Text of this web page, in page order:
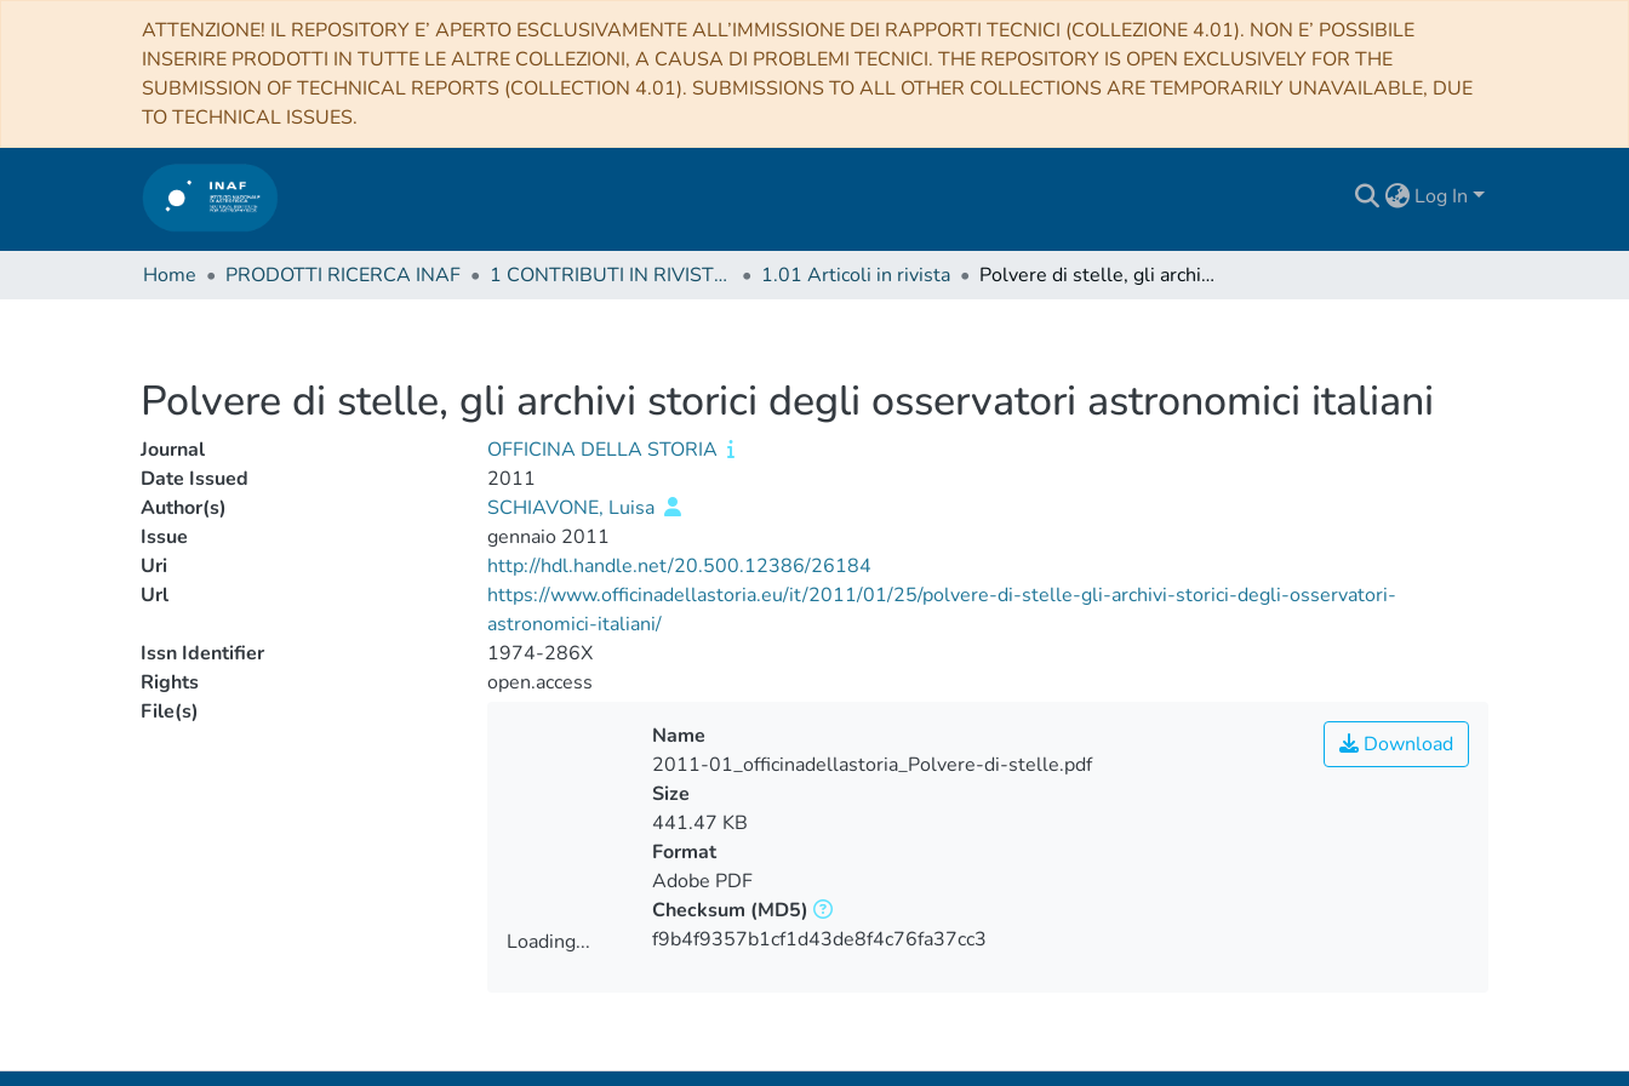
ATTENZIONE! IL REPOSITORY E’ APERTO ESCLUSIVAMENTE ALL’IMMISSIONE DEI RAPPORTI TECNICI (COLLEZIONE 4.01). NON E’ POSSIBILE
INSERIRE PRODOTTI IN TUTTE LE ALTRE COLLEZIONI, A CAUSA DI PROBLEMI TECNICI. THE REPOSITORY IS OPEN EXCLUSIVELY FOR THE
SUBMISSION OF TECHNICAL REPORTS (COLLECTION 4.01). SUBMISSIONS TO ALL OTHER COLLECTIONS ARE TEMPORARILY UNAVAILABLE, DUE
TO TECHNICAL ISSUES.
Log In
Home PRODOTTI RICERCA INAF 1 CONTRIBUTI IN RIVISTE (Journal articles) 1.01 Articoli in rivista Polvere di stelle, gli archivi storici degli osservatori astronomici italiani
Polvere di stelle, gli archivi storici degli osservatori astronomici italiani
Journal
OFFICINA DELLA STORIA
Date Issued
2011
Author(s)
SCHIAVONE, Luisa
Issue
gennaio 2011
Uri
http://hdl.handle.net/20.500.12386/26184
Url
https://www.officinadellastoria.eu/it/2011/01/25/polvere-di-stelle-gli-archivi-storici-degli-osservatori-
astronomici-italiani/
Issn Identifier
1974-286X
Rights
open.access
File(s)
Loading...
Download
Name
2011-01_officinadellastoria_Polvere-di-stelle.pdf
Size
441.47 KB
Format
Adobe PDF
Checksum (MD5)
f9b4f9357b1cf1d43de8f4c76fa37cc3